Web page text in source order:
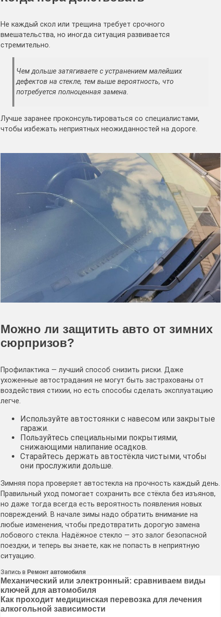
Не каждый скол или трещина требует срочного
вмешательства, но иногда ситуация развивается
стремительно.
Чем дольше затягиваете с устранением малейших
дефектов на стекле, тем выше вероятность, что
потребуется полноценная замена.
Лучше заранее проконсультироваться со специалистами,
чтобы избежать неприятных неожиданностей на дороге.
Можно ли защитить авто от зимних
сюрпризов?
Профилактика — лучший способ снизить риски. Даже
ухоженные автострадания не могут быть застрахованы от
воздействия стихии, но есть способы сделать эксплуатацию
легче.
Используйте автостоянки с навесом или закрытые
гаражи.
Пользуйтесь специальными покрытиями,
снижающими налипание осадков.
Старайтесь держать автостёкла чистыми, чтобы
они прослужили дольше.
Зимняя пора проверяет автостекла на прочность каждый день.
Правильный уход помогает сохранить все стёкла без изъянов,
но даже тогда всегда есть вероятность появления новых
повреждений. В начале зимы надо обратить внимание на
любые изменения, чтобы предотвратить дорогую замена
лобового стекла. Надёжное стекло — это залог безопасной
поездки, и теперь вы знаете, как не попасть в неприятную
ситуацию.
Запись в Ремонт автомобиля
Навигация
по
записям
Механический или электронный: сравниваем виды
ключей для автомобиля
Как проходит медицинская перевозка для лечения
алкогольной зависимости